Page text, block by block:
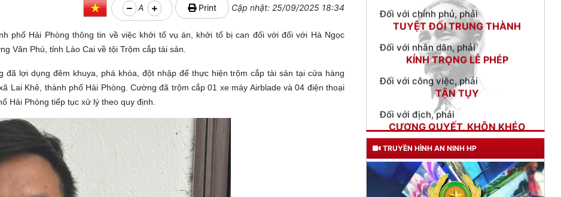
A Print Cập nhật: 25/09/2025 18:34
phố Hải Phòng thông tin về việc khởi tố vụ án, khởi tố bị can đối với đối với Hà Ngọc
Văn Phú, tỉnh Lào Cai về tội Trộm cắp tài sản.
đã lợi dụng đêm khuya, phá khóa, đột nhập để thực hiện trộm cắp tài sản tại cửa hàng
Lai Khê, thành phố Hải Phòng. Cường đã trộm cắp 01 xe máy Airblade và 04 điện thoại
Hải Phòng tiếp tục xử lý theo quy định.
Đối với nhân dân, phải
KÍNH TRỌNG LỄ PHÉP
Đối với công việc, phải
TẬN TỤY
Đối với địch, phải
CƯƠNG QUYẾT, KHÔN KHÉO
Trích thư Chủ tịch Hồ Chí Minh
gửi Công an Khu XII,
ngày 11 tháng 3 năm 1948.
TRUYỀN HÌNH AN NINH HP